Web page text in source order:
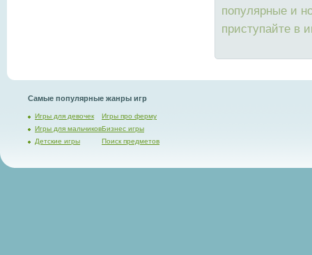
популярные и
приступайте в
Самые популярные жанры игр
Игры для девочек
Игры для мальчиков
Детские игры
Игры про ферму
Бизнес игры
Поиск предметов